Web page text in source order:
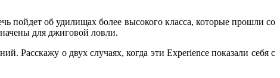
пойдет об удилищах более высокого класса, которые прошли со
для джиговой ловли.
о двух случаях, когда эти Experience показали себя с